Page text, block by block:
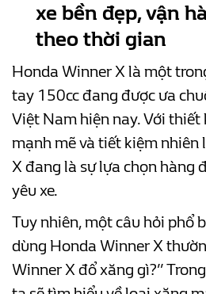
xe bền đẹp, vận
theo thời gian
Honda Winner X là một
tay 150cc đang được ưa
Việt Nam hiện nay. Với thiết
mạnh mẽ và tiết kiệm nhiên
X đang là sự lựa chọn hàng
yêu xe.
Tuy nhiên, một câu hỏi phổ
dùng Honda Winner X
Winner X đổ xăng gì?”